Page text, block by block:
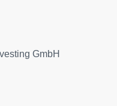
GmbH